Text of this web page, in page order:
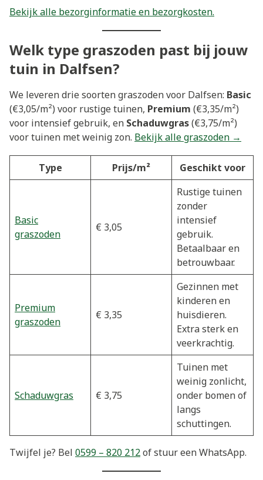
Bekijk alle bezorginformatie en bezorgkosten.
Welk type graszoden past bij jouw
tuin in Dalfsen?
We leveren drie soorten graszoden voor Dalfsen: Basic
(€3,05/m²) voor rustige tuinen, Premium (€3,35/m²)
voor intensief gebruik, en Schaduwgras(€3,75/m²)
voor tuinen met weinig zon. Bekijk alle graszoden →
Type Prijs/m² Geschikt voor
Basic
graszoden
€ 3,05
Rustige tuinen
zonder
intensief
gebruik.
Betaalbaar en
betrouwbaar.
Premium
graszoden
€ 3,35
Gezinnen met
kinderen en
huisdieren.
Extra sterk en
veerkrachtig.
Schaduwgras € 3,75
Tuinen met
weinig zonlicht,
onder bomen of
langs
schuttingen.
Twijfel je? Bel 0599 – 820 212of stuur een WhatsApp.